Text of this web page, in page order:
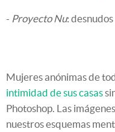
- Proyecto Nu:
Mujeres anónimas de
intimidad de sus casas
Photoshop. Las
nuestros esquemas